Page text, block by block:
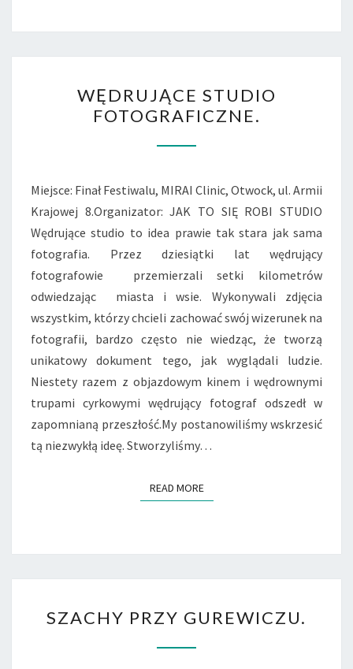
STUDIO
FOTOGRAFICZNE.
WĘDRUJĄCE STUDIO
FOTOGRAFICZNE.
Miejsce: Finał Festiwalu, MIRAI Clinic, Otwock, ul. Armii
Krajowej 8.Organizator: JAK TO SIĘ ROBI STUDIO
Wędrujące studio to idea prawie tak stara jak sama
fotografia. Przez dziesiątki lat wędrujący
fotografowie przemierzali setki kilometrów
odwiedzając miasta i wsie. Wykonywali zdjęcia
wszystkim, którzy chcieli zachować swój wizerunek na
fotografii, bardzo często nie wiedząc, że tworzą
unikatowy dokument tego, jak wyglądali ludzie.
Niestety razem z objazdowym kinem i wędrownymi
trupami cyrkowymi wędrujący fotograf odszedł w
zapomnianą przeszłość.My postanowiliśmy wskrzesić
tą niezwykłą ideę. Stworzyliśmy…
READ MOREREAD MORE
PRZY
GUREWICZU.
SZACHY PRZY GUREWICZU.